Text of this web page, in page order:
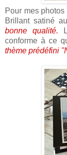
Pour mes
Brillant satiné au
bonne qualité.
conforme à ce
thème prédéfini